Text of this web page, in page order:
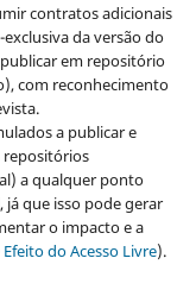
contratos adicionais
da versão do
em repositório
com reconhecimento
a publicar e
repositórios
a qualquer ponto
que isso pode gerar
o impacto e a
Efeito do Acesso Livre).